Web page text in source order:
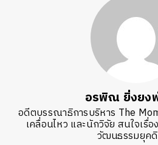
อรพิณ ยิ่งย
อดีตบรรณาธิการบริหาร The
เคลื่อนไหว และนักวิจัย สนใจเรื่
วัฒนธรรมยุค